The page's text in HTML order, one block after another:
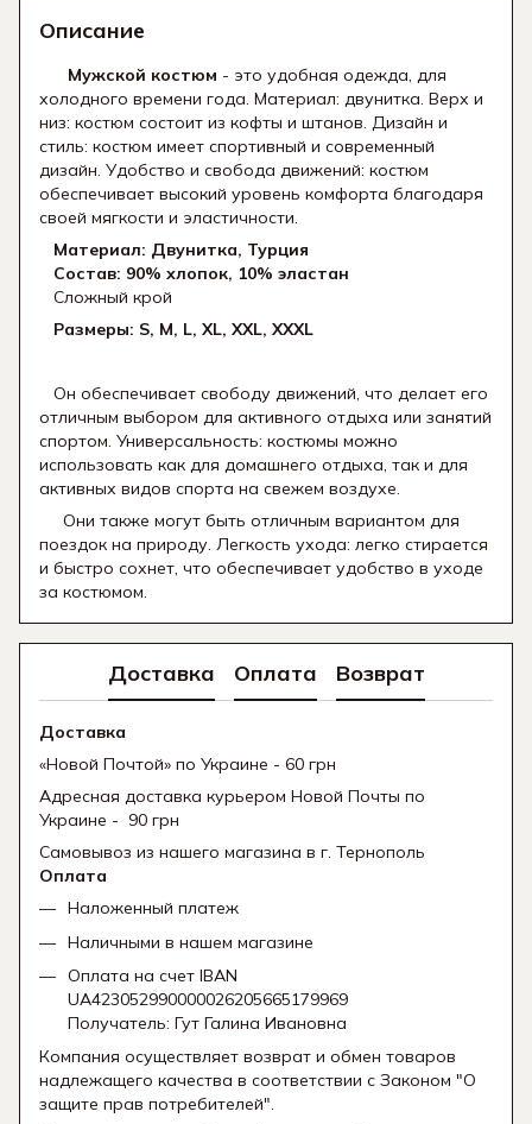
Описание
Мужской костюм - это удобная одежда, для
холодного времени года. Материал: двунитка. Верх и
низ: костюм состоит из кофты и штанов. Дизайн и
стиль: костюм имеет спортивный и современный
дизайн. Удобство и свобода движений: костюм
обеспечивает высокий уровень комфорта благодаря
своей мягкости и эластичности.
Материал: Двунитка, Турция
Состав: 90% хлопок, 10% эластан
Сложный крой
Размеры: S, M, L, XL, XXL, XXXL
Он обеспечивает свободу движений, что делает его
отличным выбором для активного отдыха или занятий
спортом. Универсальность: костюмы можно
использовать как для домашнего отдыха, так и для
активных видов спорта на свежем воздухе.
Они также могут быть отличным вариантом для
поездок на природу. Легкость ухода: легко стирается
и быстро сохнет, что обеспечивает удобство в уходе
за костюмом.
Доставка Оплата Возврат
Доставка
«Новой Почтой» по Украине - 60 грн
Адресная доставка курьером Новой Почты по
Украине - 90 грн
Самовывоз из нашего магазина в г. Тернополь
Оплата
Наложенный платеж
Наличными в нашем магазине
Оплата на счет IBAN
UA423052990000026205665179969
Получатель: Гут Галина Ивановна
Компания осуществляет возврат и обмен товаров
надлежащего качества в соответствии с Законом "О
защите прав потребителей".